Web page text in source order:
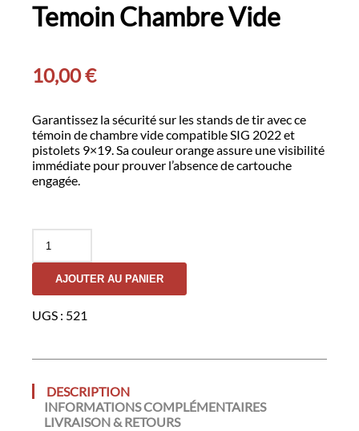
Temoin Chambre Vide
10,00€
Garantissez la sécurité sur les stands de tir avec ce
témoin de chambre vide compatible SIG 2022 et
pistolets 9×19. Sa couleur orange assure une visibilité
immédiate pour prouver l’absence de cartouche
engagée.
Temoin
Chambre
Vide
AJOUTER AU PANIER
UGS : 521
DESCRIPTION
INFORMATIONS COMPLÉMENTAIRES
LIVRAISON & RETOURS